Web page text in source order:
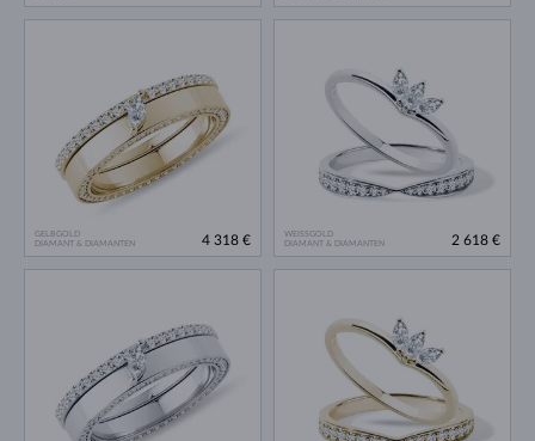
GELBGOLD
DIAMANT & DIAMANTEN
4 318 €
WEISSGOLD
DIAMANT & DIAMANTEN
2 618 €